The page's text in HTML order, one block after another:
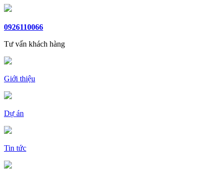
0926110066
Tư vấn khách hàng
Giới thiệu
Dự án
Tin tức